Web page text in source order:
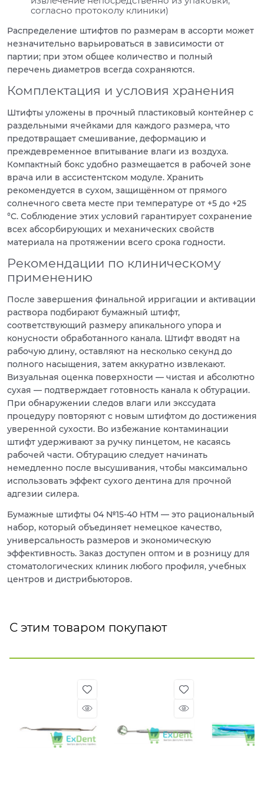
согласно протоколу клиники)
Распределение штифтов по размерам в ассорти может
незначительно варьироваться в зависимости от
партии; при этом общее количество и полный
перечень диаметров всегда сохраняются.
Комплектация и условия хранения
Штифты уложены в прочный пластиковый контейнер с
раздельными ячейками для каждого размера, что
предотвращает смешивание, деформацию и
преждевременное впитывание влаги из воздуха.
Компактный бокс удобно размещается в рабочей зоне
врача или в ассистентском модуле. Хранить
рекомендуется в сухом, защищённом от прямого
солнечного света месте при температуре от +5 до +25
°C. Соблюдение этих условий гарантирует сохранение
всех абсорбирующих и механических свойств
материала на протяжении всего срока годности.
Рекомендации по клиническому
применению
После завершения финальной ирригации и активации
раствора подбирают бумажный штифт,
соответствующий размеру апикального упора и
конусности обработанного канала. Штифт вводят на
рабочую длину, оставляют на несколько секунд до
полного насыщения, затем аккуратно извлекают.
Визуальная оценка поверхности — чистая и абсолютно
сухая — подтверждает готовность канала к обтурации.
При обнаружении следов влаги или экссудата
процедуру повторяют с новым штифтом до достижения
уверенной сухости. Во избежание контаминации
штифт удерживают за ручку пинцетом, не касаясь
рабочей части. Обтурацию следует начинать
немедленно после высушивания, чтобы максимально
использовать эффект сухого дентина для прочной
адгезии силера.
Бумажные штифты 04 №15-40 HTM — это рациональный
набор, который объединяет немецкое качество,
универсальность размеров и экономическую
эффективность. Заказ доступен оптом и в розницу для
стоматологических клиник любого профиля, учебных
центров и дистрибьюторов.
С этим товаром покупают